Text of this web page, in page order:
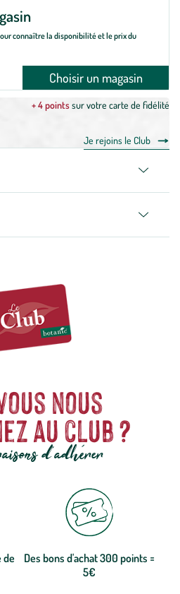
connaître la disponibilité et le prix du
Choisir un magasin
+ 4 pointssur votre carte de fidélité
Je rejoins le Club
nous
au club ?
d'adhérer
de
Des bons d'achat 300 points =
5€